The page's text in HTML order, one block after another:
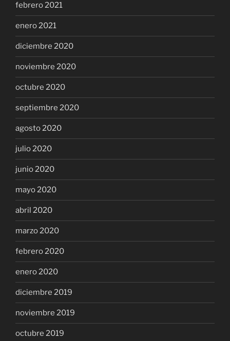
febrero 2021
enero 2021
diciembre 2020
noviembre 2020
octubre 2020
septiembre 2020
agosto 2020
julio 2020
junio 2020
mayo 2020
abril 2020
marzo 2020
febrero 2020
enero 2020
diciembre 2019
noviembre 2019
octubre 2019